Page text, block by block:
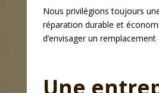
Nous privilégions toujours
réparation durable et
d’envisager un
Une